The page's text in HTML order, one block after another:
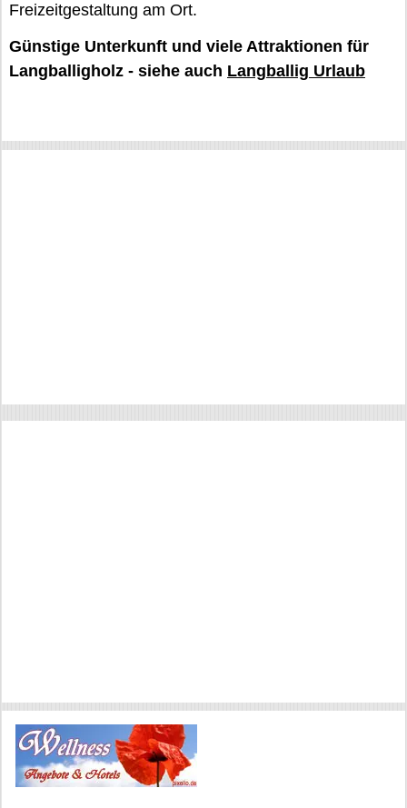
Freizeitgestaltung am Ort.
Günstige Unterkunft und viele Attraktionen für
Langballigholz - siehe auch Langballig Urlaub